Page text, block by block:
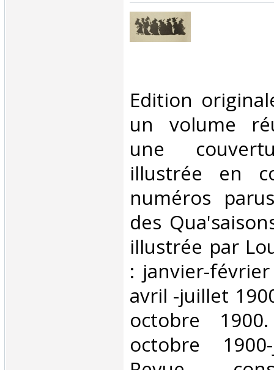
‎Edition
un volume
une
illustrée en
numéros
des
illustrée par
: janvier-
avril -juillet
octobre
octobre